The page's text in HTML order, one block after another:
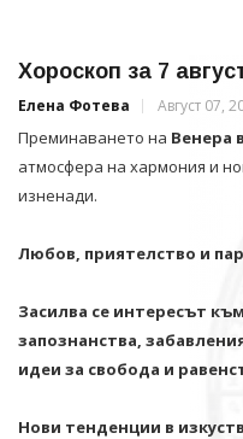
Хороскоп за 7
Елена Фотева Август 07,
Преминаването на Венера
атмосфера на хармония и
изненади.
Любов, приятелство и
Засилва се интересът
запознанства,
идеи за свобода и
Нови тенденции в